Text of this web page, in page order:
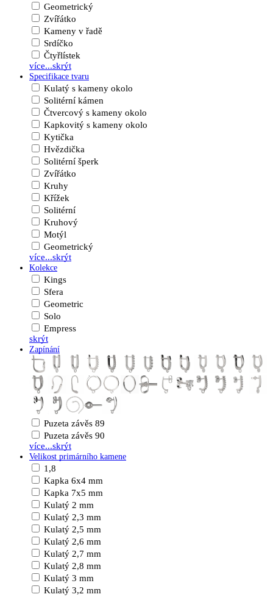
Geometrický
Zvířátko
Kameny v řadě
Srdíčko
Čtyřlístek
více...skrýt
Specifikace tvaru
Kulatý s kameny okolo
Solitérní kámen
Čtvercový s kameny okolo
Kapkovitý s kameny okolo
Kytička
Hvězdička
Solitérní šperk
Zvířátko
Kruhy
Křížek
Solitérní
Kruhový
Motýl
Geometrický
více...skrýt
Kolekce
Kings
Sfera
Geometric
Solo
Empress
skrýt
Zapínání
Puzeta závěs 89
Puzeta závěs 90
více...skrýt
Velikost primárního kamene
1,8
Kapka 6x4 mm
Kapka 7x5 mm
Kulatý 2 mm
Kulatý 2,3 mm
Kulatý 2,5 mm
Kulatý 2,6 mm
Kulatý 2,7 mm
Kulatý 2,8 mm
Kulatý 3 mm
Kulatý 3,2 mm